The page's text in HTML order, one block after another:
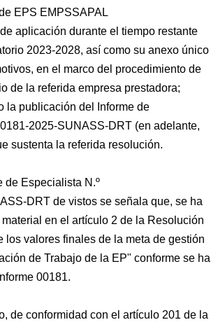
EPS EMPSSAPAL
aplicación durante el tiempo restante
2023-2028, así como su anexo único
en el marco del procedimiento de
de la referida empresa prestadora;
la publicación del Informe de
2025-SUNASS-DRT (en adelante,
sustenta la referida resolución.
de Especialista N.º
DRT de vistos se señala que, se ha
en el artículo 2 de la Resolución
los valores finales de la meta de gestión
de Trabajo de la EP" conforme se ha
00181.
de conformidad con el artículo 201 de la